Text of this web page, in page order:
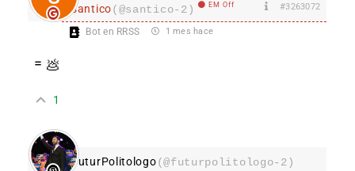
santico(@santico-2) EM Off #3263072
Bot en RRSS 1 mes hace
= 💩
1
FuturPolitologo(@futurpolitologo-2)